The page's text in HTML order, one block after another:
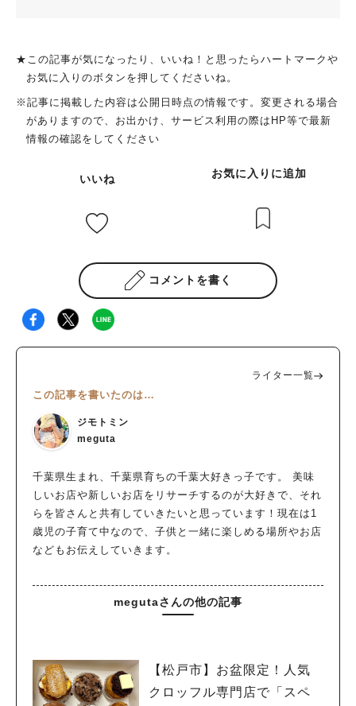
★この記事が気になったり、いいね！と思ったらハートマークや
お気に入りのボタンを押してくださいね。
※記事に掲載した内容は公開日時点の情報です。変更される場合
がありますので、お出かけ、サービス利用の際はHP等で最新
情報の確認をしてください
いいね お気に入りに追加
コメントを書く
ライター一覧
この記事を書いたのは…
ジモトミン
meguta
千葉県生まれ、千葉県育ちの千葉大好きっ子です。 美味
しいお店や新しいお店をリサーチするのが大好きで、それ
らを皆さんと共有していきたいと思っています！現在は1
歳児の子育て中なので、子供と一緒に楽しめる場所やお店
などもお伝えしていきます。
megutaさんの他の記事
【松戸市】お盆限定！人気
クロッフル専門店で「スペ